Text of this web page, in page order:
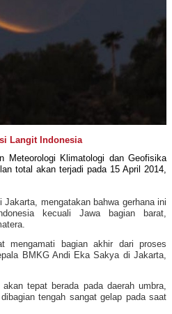
Langit Indonesia
Klimatologi dan Geofisika
total akan terjadi pada 15 April 2014,
mengatakan bahwa gerhana ini
kecuali Jawa bagian barat,
mengamati bagian akhir dari proses
BMKG Andi Eka Sakya di Jakarta,
tepat berada pada daerah umbra,
tengah sangat gelap pada saat